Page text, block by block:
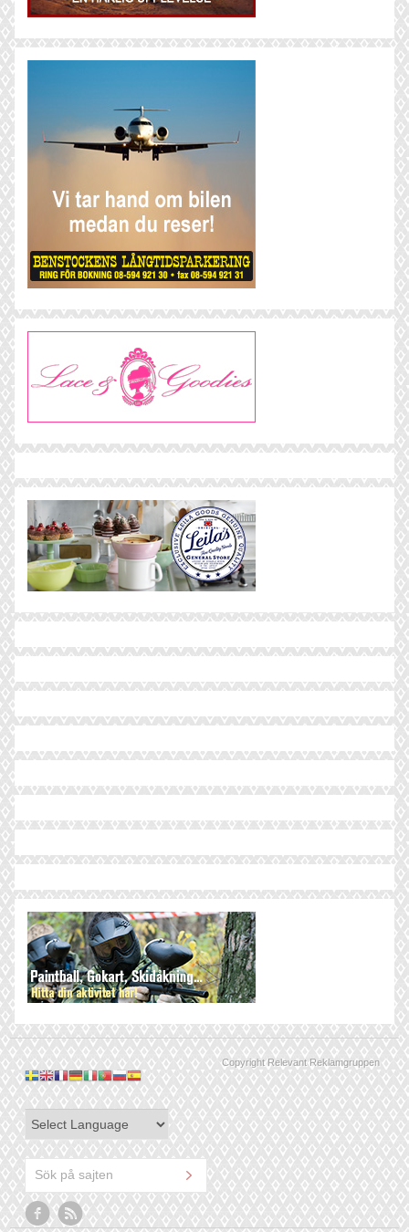
Copyright Relevant Reklamgruppen